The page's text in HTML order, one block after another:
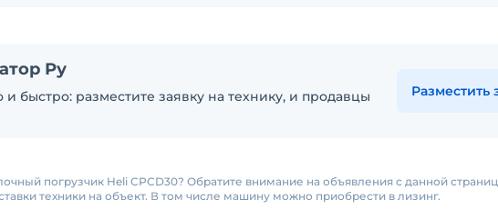
Ру
быстро: разместите заявку на технику, и продавцы
Разместить
погрузчик Heli CPCD30? Обратите внимание на объявления с данной
техники на объект. В том числе машину можно приобрести в лизинг.